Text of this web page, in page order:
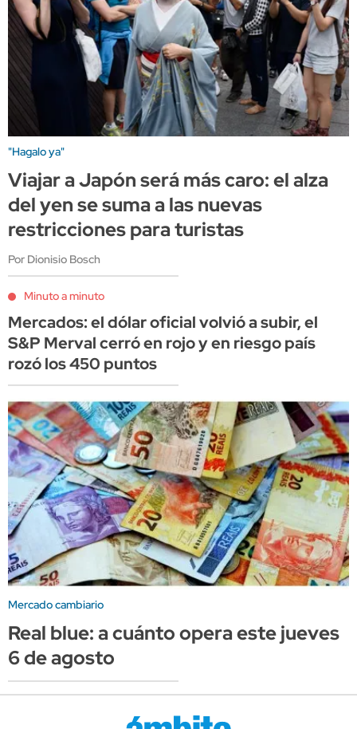
"Hagalo ya"
Viajar a Japón será más caro: el alza
del yen se suma a las nuevas
restricciones para turistas
Por Dionisio Bosch
Minuto a minuto
Mercados: el dólar oficial volvió a subir, el
S&P Merval cerró en rojo y en riesgo país
rozó los 450 puntos
Mercado cambiario
Real blue: a cuánto opera este jueves
6 de agosto